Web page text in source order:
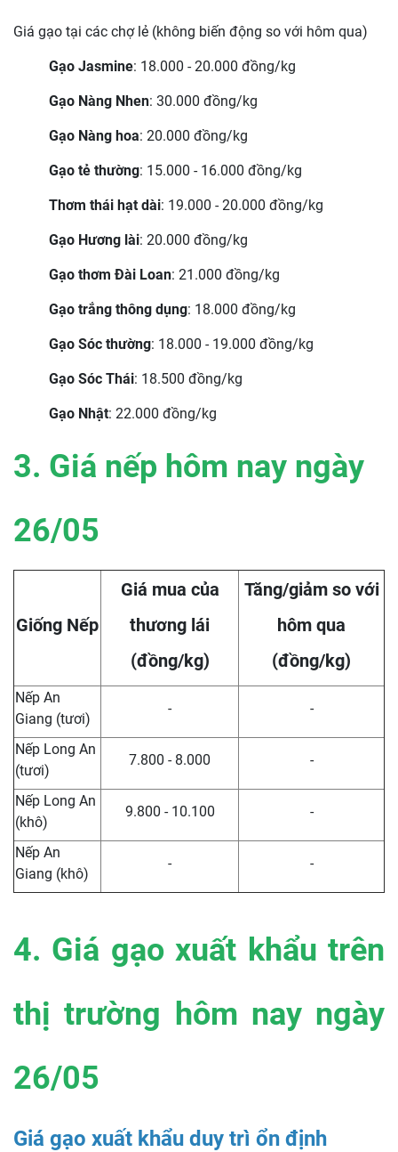
Giá gạo tại các chợ lẻ (không biến động so với hôm qua)
Gạo Jasmine: 18.000 - 20.000 đồng/kg
Gạo Nàng Nhen: 30.000 đồng/kg
Gạo Nàng hoa: 20.000 đồng/kg
Gạo tẻ thường: 15.000 - 16.000 đồng/kg
Thơm thái hạt dài: 19.000 - 20.000 đồng/kg
Gạo Hương lài: 20.000 đồng/kg
Gạo thơm Đài Loan: 21.000 đồng/kg
Gạo trắng thông dụng: 18.000 đồng/kg
Gạo Sóc thường: 18.000 - 19.000 đồng/kg
Gạo Sóc Thái: 18.500 đồng/kg
Gạo Nhật: 22.000 đồng/kg
3. Giá nếp hôm nay ngày
26/05
Giống Nếp
Giá mua của
thương lái
(đồng/kg)
Tăng/giảm so với
hôm qua
(đồng/kg)
Nếp An
Giang (tươi)
- -
Nếp Long An
(tươi)
7.800 - 8.000 -
Nếp Long An
(khô)
9.800 - 10.100 -
Nếp An
Giang (khô)
- -
4. Giá gạo xuất khẩu trên
thị trường hôm nay ngày
26/05
Giá gạo xuất khẩu duy trì ổn định